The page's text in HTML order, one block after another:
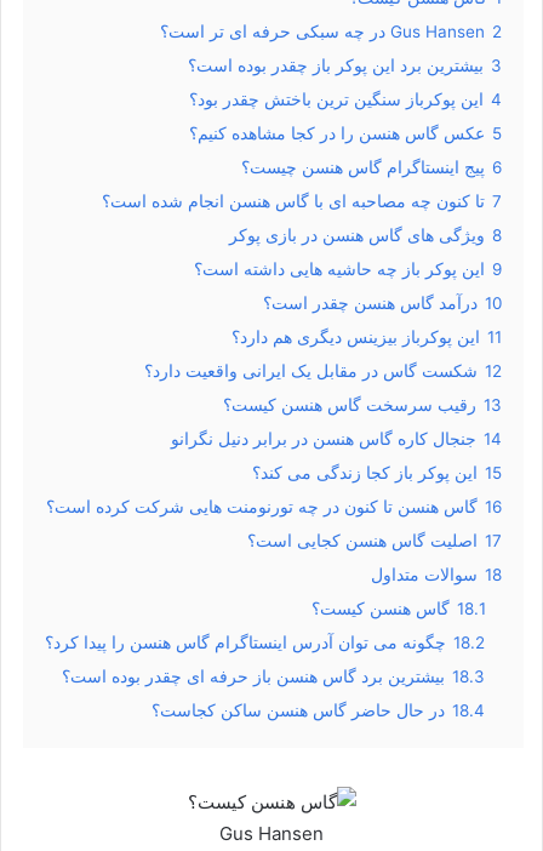
2 Gus Hansen در چه سبکی حرفه ای تر است؟
3 بیشترین برد این پوکر باز چقدر بوده است؟
4 این پوکرباز سنگین ترین باختش چقدر بود؟
5 عکس گاس هنسن را در کجا مشاهده کنیم؟
6 پیج اینستاگرام گاس هنسن چیست؟
7 تا کنون چه مصاحبه ای با گاس هنسن انجام شده است؟
8 ویژگی های گاس هنسن در بازی پوکر
9 این پوکر باز چه حاشیه هایی داشته است؟
10 درآمد گاس هنسن چقدر است؟
11 این پوکرباز بیزینس دیگری هم دارد؟
12 شکست گاس در مقابل یک ایرانی واقعیت دارد؟
13 رقیب سرسخت گاس هنسن کیست؟
14 جنجال کاره گاس هنسن در برابر دنیل نگرانو
15 این پوکر باز کجا زندگی می کند؟
16 گاس هنسن تا کنون در چه تورنومنت هایی شرکت کرده است؟
17 اصلیت گاس هنسن کجایی است؟
18 سوالات متداول
18.1 گاس هنسن کیست؟
18.2 چگونه می توان آدرس اینستاگرام گاس هنسن را پیدا کرد؟
18.3 بیشترین برد گاس هنسن باز حرفه ای چقدر بوده است؟
18.4 در حال حاضر گاس هنسن ساکن کجاست؟
Gus Hansen